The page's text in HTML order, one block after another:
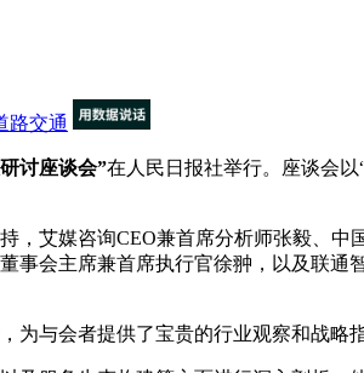
路交通
讨座谈会”在人民日报社举行。座谈会
艾媒咨询CEO兼首席分析师张毅、中
事会主席兼首席执行官徐翀，以及联
与会者提供了宝贵的行业观察和战略指